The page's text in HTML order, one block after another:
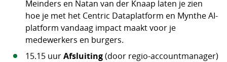
Meinders en Natan van der Knaap laten je zien
hoe je met het Centric Dataplatform en Mynthe AI-
platform vandaag impact maakt voor je
medewerkers en burgers.
15.15 uurAfsluiting(door regio-accountmanager)